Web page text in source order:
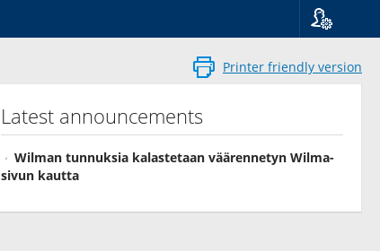
Suomi
Svenska
Printer friendly version
Latest announcements
Wilman tunnuksia kalastetaan väärennetyn Wilma-
sivun kautta